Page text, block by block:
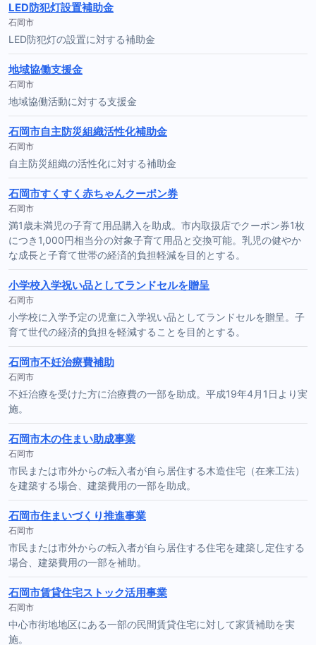
LED防犯灯設置補助金
石岡市
LED防犯灯の設置に対する補助金
地域協働支援金
石岡市
地域協働活動に対する支援金
石岡市自主防災組織活性化補助金
石岡市
自主防災組織の活性化に対する補助金
石岡市すくすく赤ちゃんクーポン券
石岡市
満1歳未満児の子育て用品購入を助成。市内取扱店でクーポン券1枚
につき1,000円相当分の対象子育て用品と交換可能。乳児の健やか
な成長と子育て世帯の経済的負担軽減を目的とする。
小学校入学祝い品としてランドセルを贈呈
石岡市
小学校に入学予定の児童に入学祝い品としてランドセルを贈呈。子
育て世代の経済的負担を軽減することを目的とする。
石岡市不妊治療費補助
石岡市
不妊治療を受けた方に治療費の一部を助成。平成19年4月1日より実
施。
石岡市木の住まい助成事業
石岡市
市民または市外からの転入者が自ら居住する木造住宅（在来工法）
を建築する場合、建築費用の一部を助成。
石岡市住まいづくり推進事業
石岡市
市民または市外からの転入者が自ら居住する住宅を建築し定住する
場合、建築費用の一部を補助。
石岡市賃貸住宅ストック活用事業
石岡市
中心市街地地区にある一部の民間賃貸住宅に対して家賃補助を実
施。